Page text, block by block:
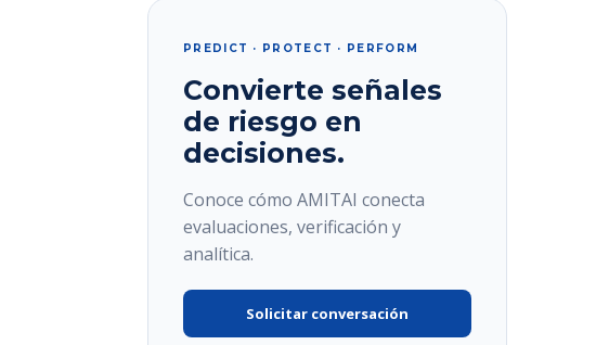
PREDICT · PROTECT · PERFORM
Convierte señales
de riesgo en
decisiones.
Conoce cómo AMITAI conecta
evaluaciones, verificación y
analítica.
Solicitar conversación